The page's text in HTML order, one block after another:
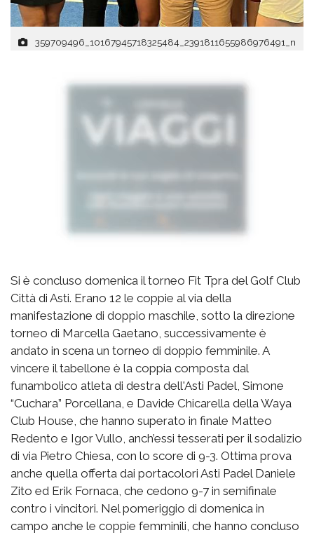
359709496_10167945718325484_2391811655986976491_n
Si è concluso domenica il torneo Fit Tpra del Golf Club
Città di Asti. Erano 12 le coppie al via della
manifestazione di doppio maschile, sotto la direzione
torneo di Marcella Gaetano, successivamente è
andato in scena un torneo di doppio femminile. A
vincere il tabellone è la coppia composta dal
funambolico atleta di destra dell'Asti Padel, Simone
“Cuchara” Porcellana, e Davide Chicarella della Waya
Club House, che hanno superato in finale Matteo
Redento e Igor Vullo, anch’essi tesserati per il sodalizio
di via Pietro Chiesa, con lo score di 9-3. Ottima prova
anche quella offerta dai portacolori Asti Padel Daniele
Zito ed Erik Fornaca, che cedono 9-7 in semifinale
contro i vincitori. Nel pomeriggio di domenica in
campo anche le coppie femminili, che hanno concluso